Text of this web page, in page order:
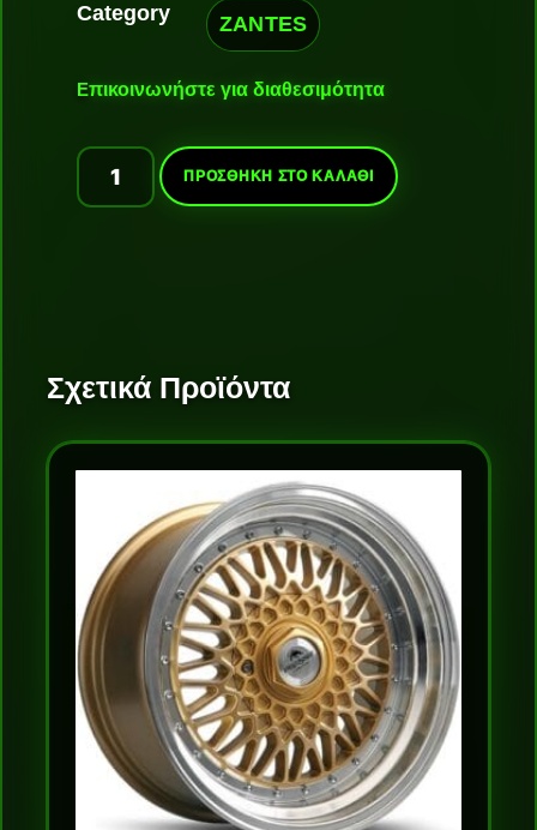
Category
ZANTES
Επικοινωνήστε για διαθεσιμότητα
ΠΡΟΣΘΉΚΗ ΣΤΟ ΚΑΛΆΘΙ
Σχετικά Προϊόντα